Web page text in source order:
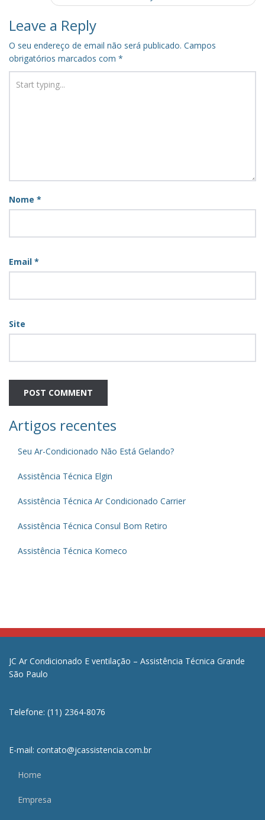
Leave a Reply
O seu endereço de email não será publicado. Campos
obrigatórios marcados com *
Nome *
Email *
Site
Artigos recentes
Seu Ar-Condicionado Não Está Gelando?
Assistência Técnica Elgin
Assistência Técnica Ar Condicionado Carrier
Assistência Técnica Consul Bom Retiro
Assistência Técnica Komeco
JC Ar Condicionado E ventilação – Assistência Técnica Grande
São Paulo
Telefone: (11) 2364-8076
E-mail: contato@jcassistencia.com.br
Home
Empresa